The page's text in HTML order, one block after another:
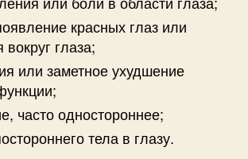
красных глаз или
глаза;
или заметное ухудшение
часто одностороннее;
тела в глазу.